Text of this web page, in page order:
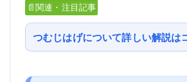
📄関連・注目記事
つむじはげについて詳しい解説は